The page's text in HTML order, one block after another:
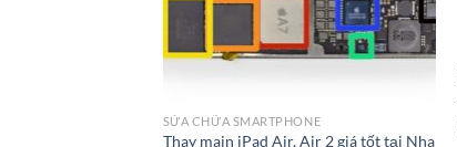
SỬA CHỮA SMARTPHONE
Thay main iPad Air, Air 2 giá tốt tại Nha